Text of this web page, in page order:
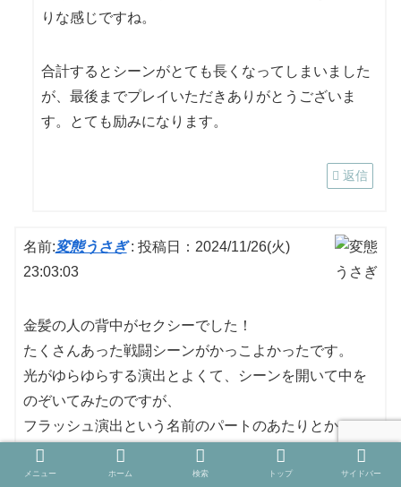
りな感じですね。
合計するとシーンがとても長くなってしまいました
が、最後までプレイいただきありがとうございま
す。とても励みになります。
返信
名前:変態うさぎ: 投稿日：2024/11/26(火)
23:03:03
金髪の人の背中がセクシーでした！
たくさんあった戦闘シーンがかっこよかったです。
光がゆらゆらする演出とよくて、シーンを開いて中を
のぞいてみたのですが、
フラッシュ演出という名前のパートのあたりとか、ス
フィアやキューブの使い方がとても上手だと思いまし
たし、煙をこまめに使うことで画面の雰囲気を出して
メニュー ホーム 検索 トップ サイドバー